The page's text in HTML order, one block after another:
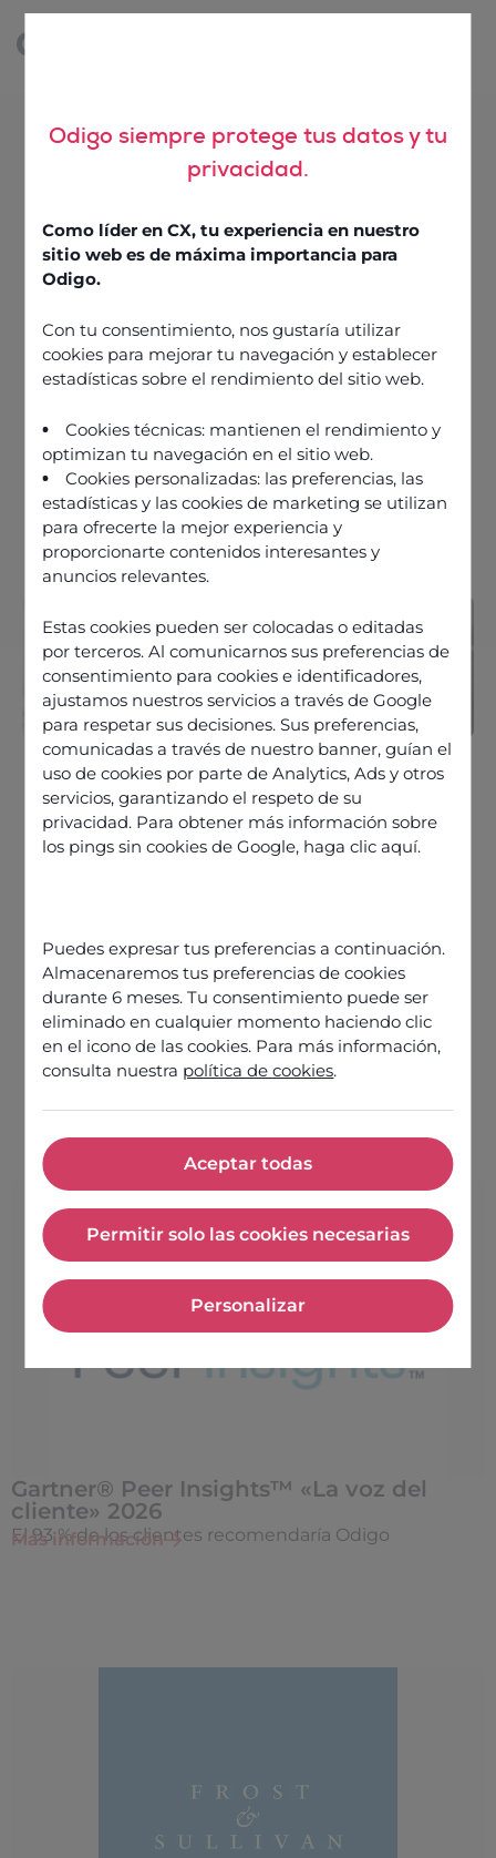
Odigo siempre protege tus datos y tu
privacidad.
Como líder en CX, tu experiencia en nuestro
sitio web es de máxima importancia para
Odigo.
Con tu consentimiento, nos gustaría utilizar
cookies para mejorar tu navegación y establecer
estadísticas sobre el rendimiento del sitio web.
Cookies técnicas: mantienen el rendimiento y
optimizan tu navegación en el sitio web.
Cookies personalizadas: las preferencias, las
estadísticas y las cookies de marketing se utilizan
para ofrecerte la mejor experiencia y
proporcionarte contenidos interesantes y
anuncios relevantes.
Estas cookies pueden ser colocadas o editadas
por terceros. Al comunicarnos sus preferencias de
consentimiento para cookies e identificadores,
ajustamos nuestros servicios a través de Google
para respetar sus decisiones. Sus preferencias,
comunicadas a través de nuestro banner, guían el
uso de cookies por parte de Analytics, Ads y otros
servicios, garantizando el respeto de su
privacidad. Para obtener más información sobre
los pings sin cookies de Google, haga clic aquí.
Puedes expresar tus preferencias a continuación.
Almacenaremos tus preferencias de cookies
durante 6 meses. Tu consentimiento puede ser
eliminado en cualquier momento haciendo clic
en el icono de las cookies. Para más información,
consulta nuestra política de cookies.
Aceptar todas
Aceptar todas
Permitir solo las cookies necesarias
Permitir solo las cookies
Personalizar
Personalizar
PREMIOS Y DISTINCIONES
Premios y galardones a
la experiencia del cliente
han ganado premios y elogios de algunos de los
principales analistas de la experiencia del cliente
del sector. Descubre algunos de ellos a
Solicita una demostración
Estamos orgullosos de
haber recibido estos
premios a la experiencia
del cliente
Gartner® Peer Insights™ «La voz del
cliente» 2026
El 93 % de los clientes recomendaría Odigo
Más información